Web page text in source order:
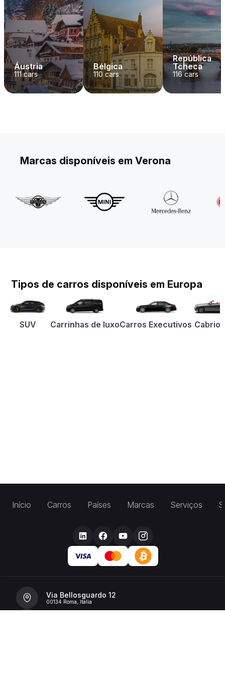
Áustria
111cars
Bélgica
110 cars
República
Tcheca
116cars
Marcas disponíveis em Verona
Tipos de carros disponíveis em Europa
SUV Carrinhas de luxoCarros Executivos
Início Carros Países Marcas Serviços
Via Bellosguardo 12
00134 Roma, Italia